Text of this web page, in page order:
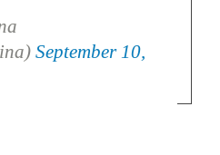
September 10,